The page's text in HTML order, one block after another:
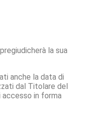
la sua
anche la data di
dal Titolare del
in forma